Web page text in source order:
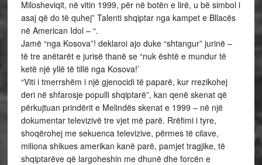
Milosheviqit, në vitin 1999, për në botën e lirë, u bë simbol i
asaj që do të quhej” Talenti shqiptar nga kampet e Bllacës
në American Idol – “.
Jamë “nga Kosova”! deklaroi ajo duke “shtangur” jurinë –
të tre anëtarët e jurisë thanë se “nuk është e mundur të
ketë një yllë të tillë nga Kosova!’
“Viti i tmerrshëm i një gjenocidi të paparë, kur rrezikohej
deri në shfarosje populli shqiptarë”, kan qenë skenat që
përkujtuan prindërit e Melindës skenat e 1999 – në një
dokumentar televizivë tre vjet më parë. Rrëfimi i tyre,
shoqërohej me sekuenca televizive, përmes të cilave,
miliona shikues amerikan kanë parë, pamjet tragjike, të
shqiptarëve që largoheshin me dhunë dhe forcën e